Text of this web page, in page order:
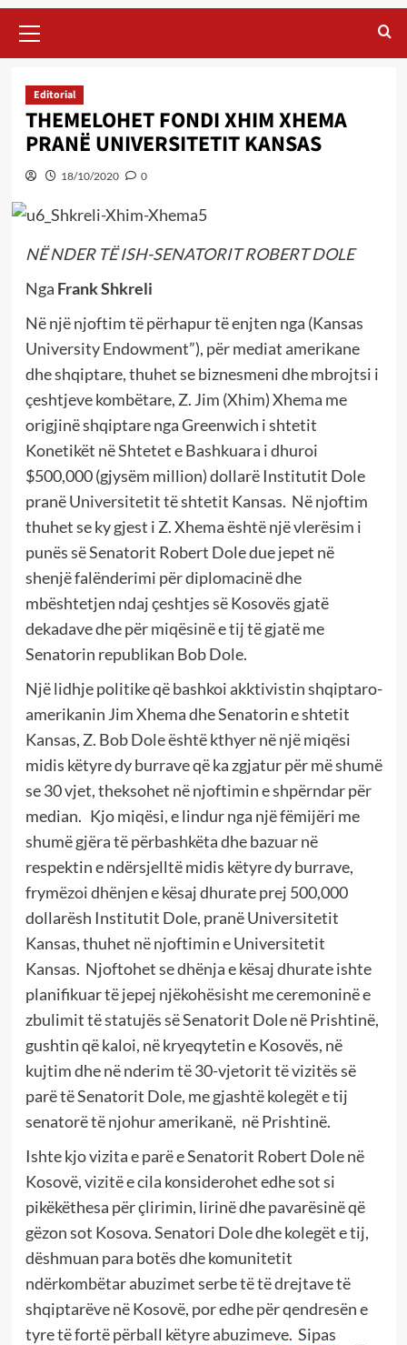
Menu
Editorial
THEMELOHET FONDI XHIM XHEMA
PRANË UNIVERSITETIT KANSAS
18/10/2020 0
NË NDER TË ISH-SENATORIT ROBERT DOLE
Nga Frank Shkreli
Në një njoftim të përhapur të enjten nga (Kansas
University Endowment”), për mediat amerikane
dhe shqiptare, thuhet se biznesmeni dhe mbrojtsi i
çeshtjeve kombëtare, Z. Jim (Xhim) Xhema me
origjinë shqiptare nga Greenwich i shtetit
Konetikët në Shtetet e Bashkuara i dhuroi
$500,000 (gjysëm million) dollarë Institutit Dole
pranë Universitetit të shtetit Kansas. Në njoftim
thuhet se ky gjest i Z. Xhema është një vlerësim i
punës së Senatorit Robert Dole due jepet në
shenjë falënderimi për diplomacinë dhe
mbështetjen ndaj çeshtjes së Kosovës gjatë
dekadave dhe për miqësinë e tij të gjatë me
Senatorin republikan Bob Dole.
Një lidhje politike që bashkoi akktivistin shqiptaro-
amerikanin Jim Xhema dhe Senatorin e shtetit
Kansas, Z. Bob Dole është kthyer në një miqësi
midis këtyre dy burrave që ka zgjatur për më shumë
se 30 vjet, theksohet në njoftimin e shpërndar për
median. Kjo miqësi, e lindur nga një fëmijëri me
shumë gjëra të përbashkëta dhe bazuar në
respektin e ndërsjelltë midis këtyre dy burrave,
frymëzoi dhënjen e kësaj dhurate prej 500,000
dollarësh Institutit Dole, pranë Universitetit
Kansas, thuhet në njoftimin e Universitetit
Kansas. Njoftohet se dhënja e kësaj dhurate ishte
planifikuar të jepej njëkohësisht me ceremoninë e
zbulimit të statujës së Senatorit Dole në Prishtinë,
gushtin që kaloi, në kryeqytetin e Kosovës, në
kujtim dhe në nderim të 30-vjetorit të vizitës së
parë të Senatorit Dole, me gjashtë kolegët e tij
senatorë të njohur amerikanë, në Prishtinë.
Ishte kjo vizita e parë e Senatorit Robert Dole në
Kosovë, vizitë e cila konsiderohet edhe sot si
pikëkëthesa për çlirimin, lirinë dhe pavarësinë që
gëzon sot Kosova. Senatori Dole dhe kolegët e tij,
dëshmuan para botës dhe komunitetit
ndërkombëtar abuzimet serbe të të drejtave të
shqiptarëve në Kosovë, por edhe për qendresën e
tyre të fortë përball këtyre abuzimeve. Sipas